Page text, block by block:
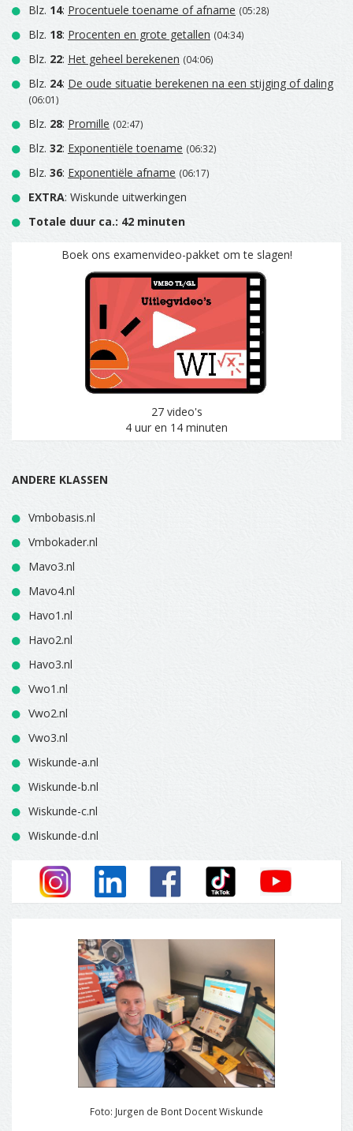
Blz. 14: Procentuele toename of afname (05:28)
Blz. 18: Procenten en grote getallen (04:34)
Blz. 22: Het geheel berekenen (04:06)
Blz. 24: De oude situatie berekenen na een stijging of daling
(06:01)
Blz. 28: Promille (02:47)
Blz. 32: Exponentiële toename (06:32)
Blz. 36: Exponentiële afname (06:17)
EXTRA: Wiskunde uitwerkingen
Totale duur ca.: 42 minuten
Boek ons examenvideo-pakket om te slagen!
27 video's
4 uur en 14 minuten
ANDERE KLASSEN
Vmbobasis.nl
Vmbokader.nl
Mavo3.nl
Mavo4.nl
Havo1.nl
Havo2.nl
Havo3.nl
Vwo1.nl
Vwo2.nl
Vwo3.nl
Wiskunde-a.nl
Wiskunde-b.nl
Wiskunde-c.nl
Wiskunde-d.nl
Foto: Jurgen de Bont Docent Wiskunde